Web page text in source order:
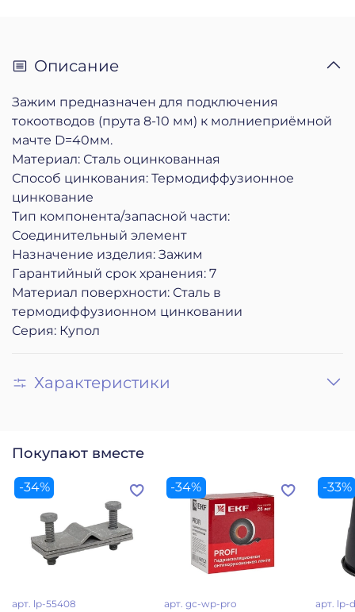
Описание
Зажим предназначен для подключения
токоотводов (прута 8-10 мм) к молниеприёмной
мачте D=40мм.
Материал: Сталь оцинкованная
Способ цинкования: Термодиффузионное
цинкование
Тип компонента/запасной части:
Соединительный элемент
Назначение изделия: Зажим
Гарантийный срок хранения: 7
Материал поверхности: Сталь в
термодиффузионном цинковании
Серия: Купол
Характеристики
Покупают вместе
-34%
арт. lp-55408
-34%
арт. gc-wp-pro
-33%
арт. lp-